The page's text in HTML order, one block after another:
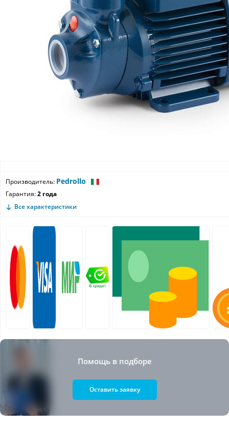
Производитель: Pedrollo
Гарантия:2 года
Все характеристики
Помощь в подборе
Оставить заявку